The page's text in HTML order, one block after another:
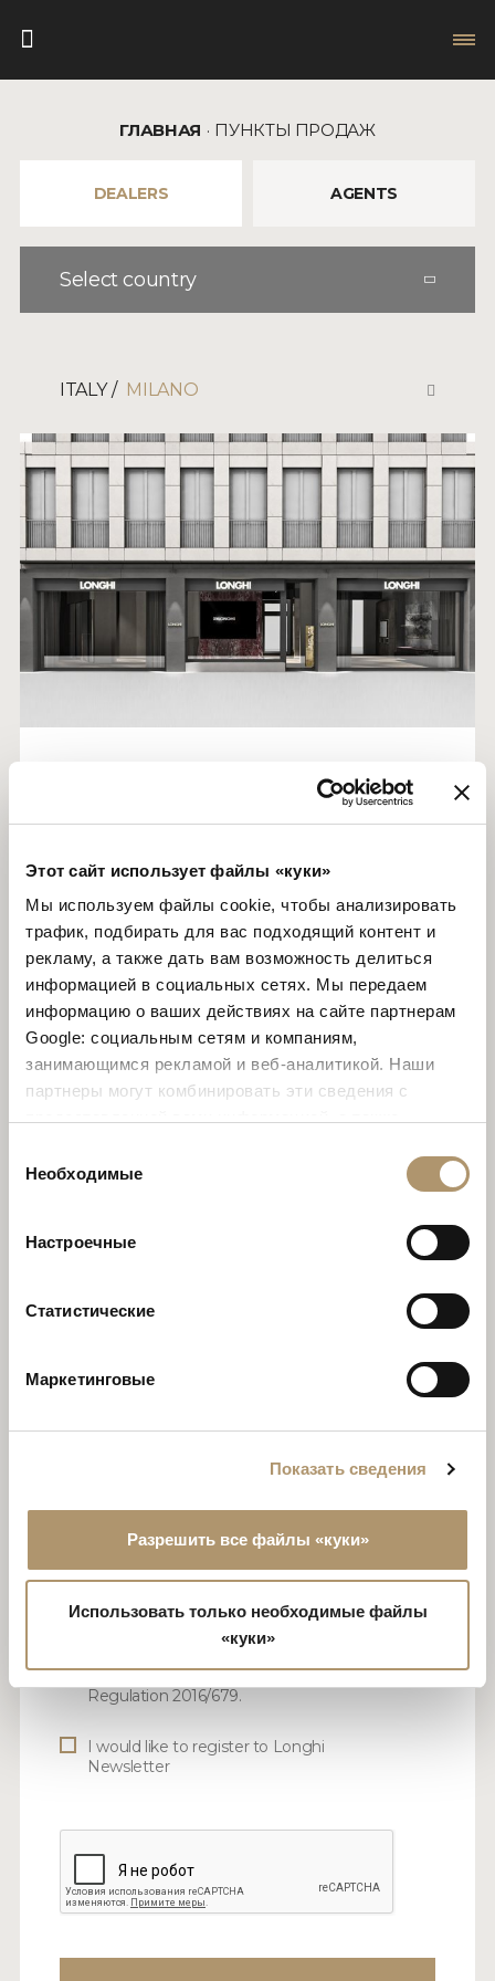
Этот сайт использует файлы «куки»
Мы используем файлы cookie, чтобы анализировать
трафик, подбирать для вас подходящий контент и
рекламу, а также дать вам возможность делиться
информацией в социальных сетях. Мы передаем
информацию о ваших действиях на сайте партнерам
Google: социальным сетям и компаниям,
занимающимся рекламой и веб-аналитикой. Наши
партнеры могут комбинировать эти сведения с
вами их сервисов. Продолжая использовать наш сайт,
согласия
Необходимые
Настроечные
Статистические
Маркетинговые
Показать сведения
Разрешить все файлы «куки»
Использовать только необходимые файлы
«куки»
ГЛАВНАЯ ПУНКТЫ ПРОДАЖ
DEALERS AGENTS
Select country
ITALY MILANO
(Angolo Via Passione)
20122, Milano
Имя *
e-Mail *
I consent to the processing of my personal
taken pursuant to article 13 of EU
Regulation 2016/679.
I would like to register to Longhi
Newsletter